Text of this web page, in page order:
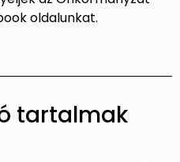
oldalunkat.
tartalmak